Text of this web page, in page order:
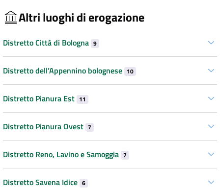
Altri luoghi di erogazione
Distretto Città di Bologna 9
Distretto dell’Appennino bolognese 10
Distretto Pianura Est 11
Distretto Pianura Ovest 7
Distretto Reno, Lavino e Samoggia 7
Distretto Savena Idice 6